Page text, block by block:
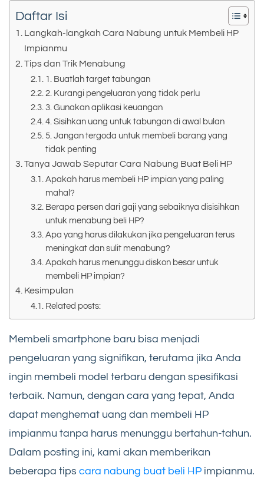
Daftar Isi
Langkah-langkah Cara Nabung untuk Membeli HP
Impianmu
Tips dan Trik Menabung
1. Buatlah target tabungan
2. Kurangi pengeluaran yang tidak perlu
3. Gunakan aplikasi keuangan
4. Sisihkan uang untuk tabungan di awal bulan
5. Jangan tergoda untuk membeli barang yang
tidak penting
Tanya Jawab Seputar Cara Nabung Buat Beli HP
Apakah harus membeli HP impian yang paling
mahal?
Berapa persen dari gaji yang sebaiknya disisihkan
untuk menabung beli HP?
Apa yang harus dilakukan jika pengeluaran terus
meningkat dan sulit menabung?
Apakah harus menunggu diskon besar untuk
membeli HP impian?
Kesimpulan
Related posts:
Membeli smartphone baru bisa menjadi
pengeluaran yang signifikan, terutama jika Anda
ingin membeli model terbaru dengan spesifikasi
terbaik. Namun, dengan cara yang tepat, Anda
dapat menghemat uang dan membeli HP
impianmu tanpa harus menunggu bertahun-tahun.
Dalam posting ini, kami akan memberikan
beberapa tips cara nabung buat beli HP impianmu.